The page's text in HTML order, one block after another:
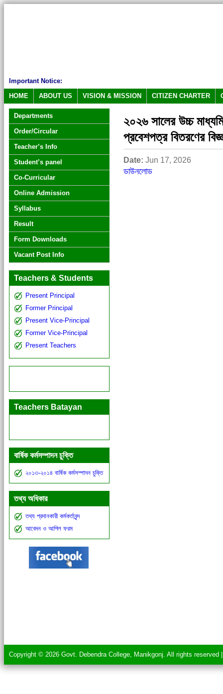
Important Notice:
HOME
ABOUT US VISION & MISSION CITIZEN CHARTER
Departments
Order/Circular
Teacher’s Info
Student’s panel
Co-Curricular
Online Admission
Syllabus
Result
Form Downloads
Vacant Post Info
Teachers & Students
Present Principal
Former Principal
Present Vice-Principal
Former Vice-Principal
Present Teachers
Teachers Batayan
বার্ষিক কর্মসম্পাদন চুক্তি
২০১৩-২০১৪ বার্ষিক কর্মসম্পাদন চুক্তি
তথ্য অধিকার
তথ্য প্রদানকারী কর্মকর্তাবৃন্দ
আবেদন ও আপিল ফরম
২০২৬ সালের উচ্চ মাধ্যমিক
প্রবেশপত্র বিতরণের
Date: Jun 17, 2026
ডাউনলোড
Copyright © 2026 Govt. Debendra College, Manikgonj. All rights reserved